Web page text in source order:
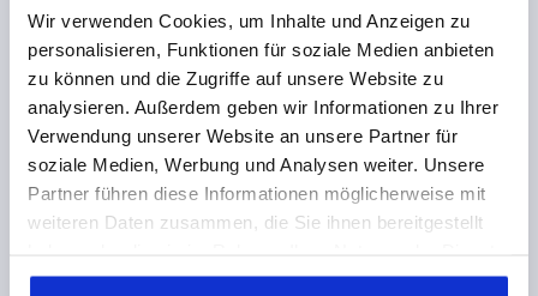
Wir verwenden Cookies, um Inhalte und Anzeigen zu
personalisieren, Funktionen für soziale Medien anbieten
zu können und die Zugriffe auf unsere Website zu
analysieren. Außerdem geben wir Informationen zu Ihrer
Verwendung unserer Website an unsere Partner für
soziale Medien, Werbung und Analysen weiter. Unsere
Partner führen diese Informationen möglicherweise mit
weiteren Daten zusammen, die Sie ihnen bereitgestellt
gesammelt haben.
STERNGRIFF VISUELLDETEKTIERBAR, MIT
VORSTEHENDER BUCHSE M10X30, D1=50, H=50,
FORM:L MIT AUßENGEWINDE, POLYAMID
ULTRAMARINBLAU RAL5002, KOMP:EDELSTAHL 1.4404
FORM=L GEWINDE=M10
AUSSENDURCHMESSER=50
GEWINDELÄNGE=30
D2=19 HÖHE=50 H2=32 H3=12
Bestellnummer:K0153.13510X30
7,75 €